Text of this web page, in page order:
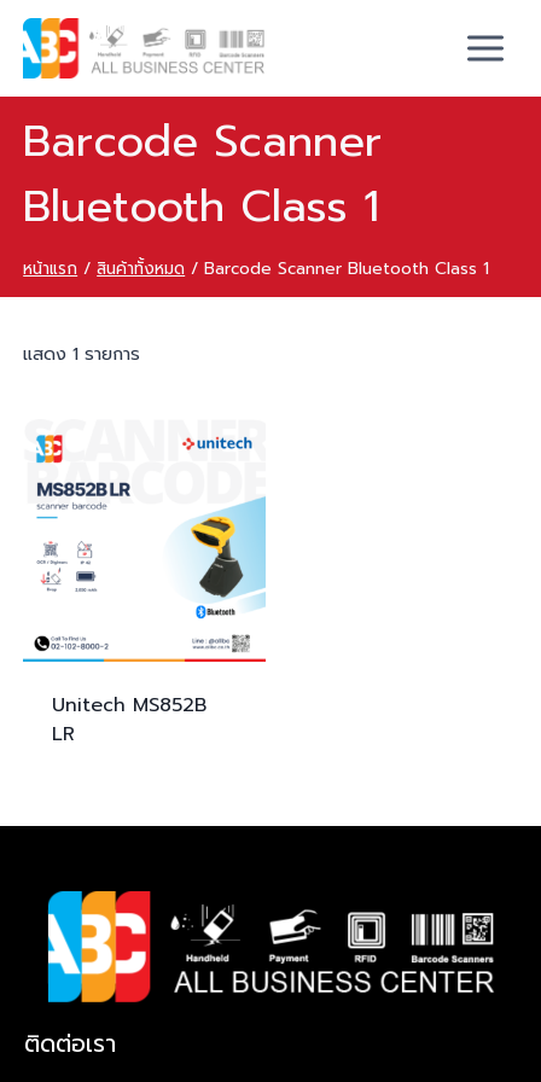
Barcode Scanner
Bluetooth Class 1
หน้าแรก / สินค้าทั้งหมด / Barcode Scanner Bluetooth Class 1
แสดง 1 รายการ
Unitech MS852B
LR
ติดต่อเรา